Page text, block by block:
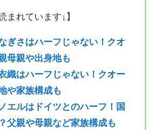
まれています↓】
ぎさはハーフじゃない！クオ
母親や出身地も
織はハーフじゃない！クオー
や家族構成も
エルはドイツとのハーフ！国
父親や母親など家族構成も